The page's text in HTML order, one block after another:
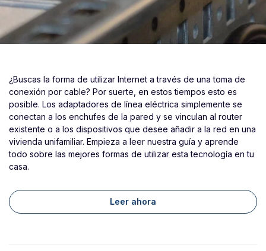
¿Buscas la forma de utilizar Internet a través de una toma de
conexión por cable? Por suerte, en estos tiempos esto es
posible. Los adaptadores de línea eléctrica simplemente se
conectan a los enchufes de la pared y se vinculan al router
existente o a los dispositivos que desee añadir a la red en una
vivienda unifamiliar. Empieza a leer nuestra guía y aprende
todo sobre las mejores formas de utilizar esta tecnología en tu
casa.
Leer ahora